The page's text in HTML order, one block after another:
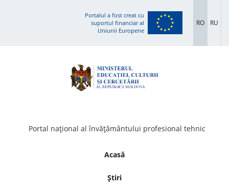
Portalul a fost creat cu
suportul financiar al
Uniunii Europene
RO RU
Portal național al învățământului profesional tehnic
Acasă
Știri